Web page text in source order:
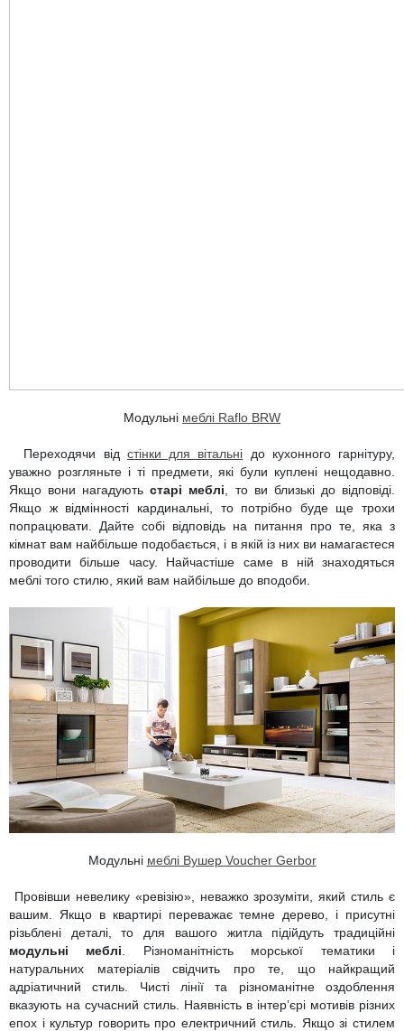
Модульні меблі Raflo BRW
Переходячи від стінки для вітальні до кухонного гарнітуру,
уважно розгляньте і ті предмети, які були куплені нещодавно.
Якщо вони нагадуютьстарі меблі , то ви близькі до відповіді.
Якщо ж відмінності кардинальні, то потрібно буде ще трохи
попрацювати. Дайте собі відповідь на питання про те, яка з
кімнат вам найбільше подобається, і в якій із них ви намагаєтеся
проводити більше часу. Найчастіше саме в ній знаходяться
меблі того стилю, який вам найбільше до вподоби.
Модульні меблі Вушер Voucher Gerbor
Провівши невелику «ревізію», неважко зрозуміти, який стиль є
вашим. Якщо в квартирі переважає темне дерево, і присутні
різьблені деталі, то для вашого житла підійдуть традиційні
модульні меблі . Різноманітність морської тематики і
натуральних матеріалів свідчить про те, що найкращий
адріатичний стиль. Чисті лінії та різноманітне оздоблення
вказують на сучасний стиль. Наявність в інтер’єрі мотивів різних
епох і культур говорить про електричний стиль. Якщо зі стилем